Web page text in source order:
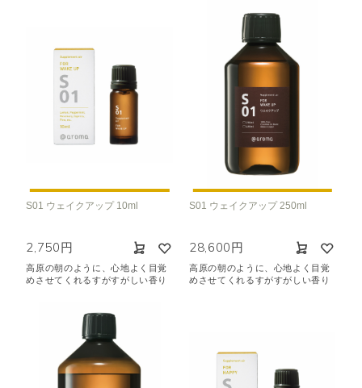
※一つお選びください
オイル10ml 大容量オイル250/450ml
ピエゾ専用オイル
ブランチ・スティック専用オイル
空気清浄･消臭 眠り
おもてなし
種類で絞り込む
シトラス
ラベンダー ウッド
S01 ウェイクアップ 10ml
2,750円
高原の朝のように、心地よく目覚
めさせてくれるすがすがしい香り
S01 ウェイクアップ 250ml
28,600円
高原の朝のように、心地よく目覚
めさせてくれるすがすがしい香り